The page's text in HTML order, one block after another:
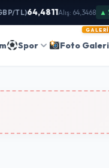
TL)64,4811Alış: 64,3468 ▲
Spor Foto Galeri
GALERI